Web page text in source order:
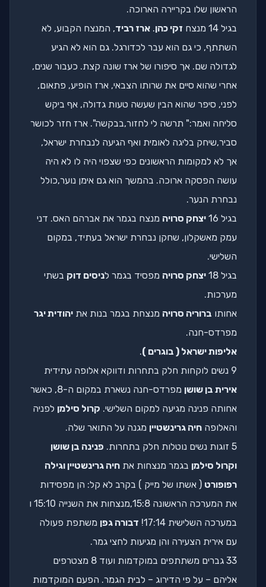
הראשון שלו בקריירה הארוכה.
בגיל 14 מנצח
זקי כהן. ארז רביד, המנצח הקבוע, לא
השתתף, כי גם הוא עבר לכדורגל. גם הוא לא הגיע
לגדולה שם. אך סיפורו של ארז שונה קצת. כעבור שנים,
אחרי שהוא סיים את שרותו הצבאי, ארז הופיע, פתאום,
לפני, סיפר שהוא הבין שעשה טעות גדולה, אף ביקש
סליחה ואמר:" תרשה לי לחזור,בבקשה". ארז חזר לכושר
סביר,שיחק בליגה לאומית ואף הגיעה לנבחרת ישראל,
אך לא למקומות הראשונים כפי שצפוי היה לו לא היה
עושה הפסקה ארוכה. בהמשך הוא גם אימן נוער,כולל
נבחרת הנער.
בגיל 16
יצחק סרויה מנצח בגמר את אברהם האס. דני
עמק מאשקלון, שחקן נבחרת ישראל בעתיד, במקום
השלישי.
בגיל 18
יצחק סרויה מפסיד בגמר לניסים דוק בשתי
מערכות.
אחותו ברוריה סרויה מנצחת בגמר בנות את יהודית יגר
מפרדס-חנה.
אליפות ישראל ( בוגרים ).
9 נשים לוקחות חלק בתחרות ודווקא אלופה עתידית
אירית בן שושן
מפרדס-חנה נשארת במקום ה-8, כאשר
אחותה פנינה מגיעה למקום השלישי. קרול סילמן לפניה
והאלופה חיה גרינשטיין מגנה על התואר שלה.
5 זוגות נשים נוטלות חלק בתחרות.
פנינה בן שושן
וקרול סילמן בגמר מנצחות את חיה גרינשטיין וגילה
רפופורט ( אשתו של מייק ) בקרב לא קל: הן מפסידות
את המערכה הראשונה 15:8,מנצחות את השנייה 15:10 ו
במערכה השלישית 17:14!
דבורה גפן משתפת פעולה
עם אירית הצעירה והן מגיעות לחצי גמר.
33 גברים משתתפים במוקדמות ועוד 8 מצטרפים
אליהם – על פי הדירוג – לבית הגמר. הפעם המוקדמות